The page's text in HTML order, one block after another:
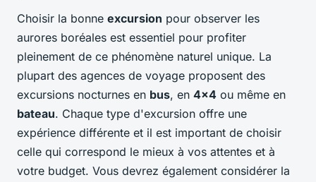
Choisir la bonne excursion pour observer les
aurores boréales est essentiel pour profiter
pleinement de ce phénomène naturel unique. La
plupart des agences de voyage proposent des
excursions nocturnes en bus, en 4x4 ou même en
bateau. Chaque type d'excursion offre une
expérience différente et il est important de choisir
celle qui correspond le mieux à vos attentes et à
votre budget. Vous devrez également considérer la